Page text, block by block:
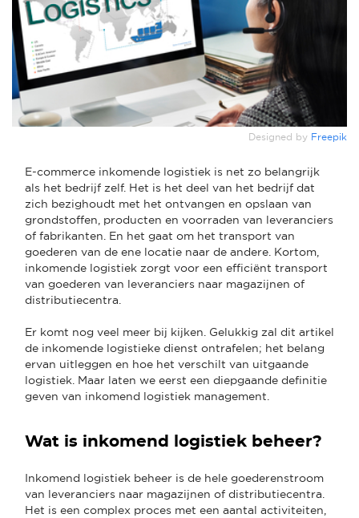
Designed by Freepik
E-commerce inkomende logistiek is net zo belangrijk
als het bedrijf zelf. Het is het deel van het bedrijf dat
zich bezighoudt met het ontvangen en opslaan van
grondstoffen, producten en voorraden van leveranciers
of fabrikanten. En het gaat om het transport van
goederen van de ene locatie naar de andere. Kortom,
inkomende logistiek zorgt voor een efficiënt transport
van goederen van leveranciers naar magazijnen of
distributiecentra.
Er komt nog veel meer bij kijken. Gelukkig zal dit artikel
de inkomende logistieke dienst ontrafelen; het belang
ervan uitleggen en hoe het verschilt van uitgaande
logistiek. Maar laten we eerst een diepgaande definitie
geven van inkomend logistiek management.
Wat is inkomend logistiek beheer?
Inkomend logistiek beheer is de hele goederenstroom
van leveranciers naar magazijnen of distributiecentra.
Het is een complex proces met een aantal activiteiten,